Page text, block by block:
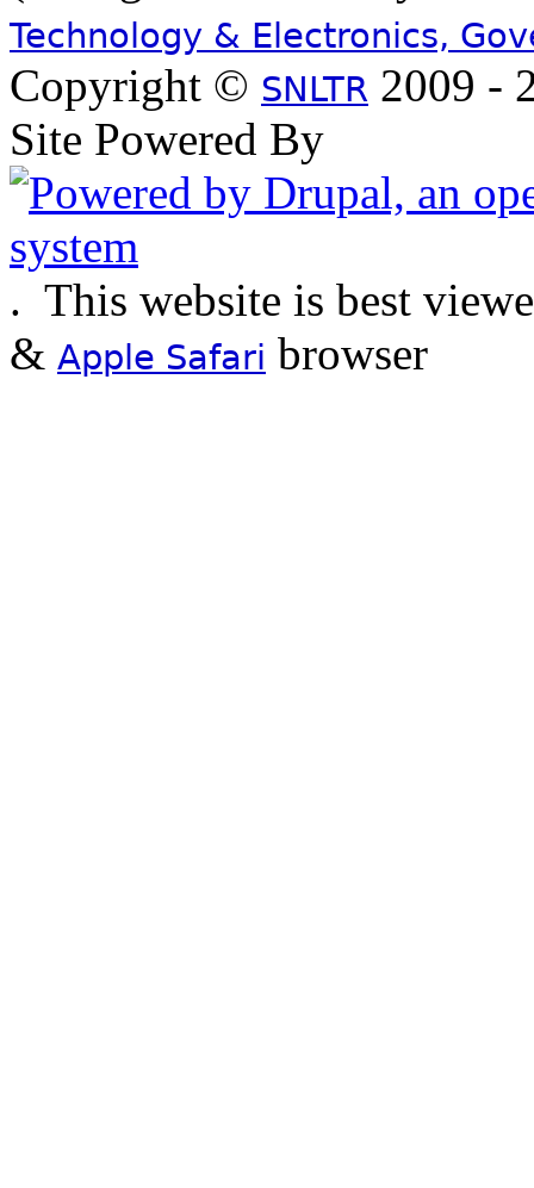
Technology & Electronics,
Copyright © SNLTR 2009 -
Site Powered By
. This website is best
& Apple Safari browser